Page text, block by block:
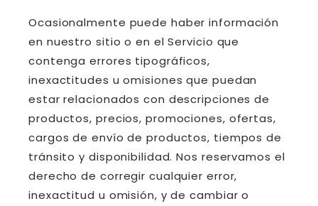
Ocasionalmente puede haber información
en nuestro sitio o en el Servicio que
contenga errores tipográficos,
inexactitudes u omisiones que puedan
estar relacionados con descripciones de
productos, precios, promociones, ofertas,
cargos de envío de productos, tiempos de
tránsito y disponibilidad. Nos reservamos el
derecho de corregir cualquier error,
inexactitud u omisión, y de cambiar o